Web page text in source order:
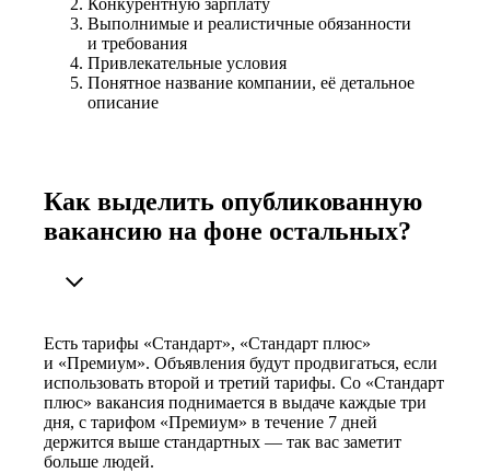
Конкурентную зарплату
Выполнимые и реалистичные обязанности
и требования
Привлекательные условия
Понятное название компании, её детальное
описание
Как выделить опубликованную
вакансию на фоне остальных?
Есть тарифы «Стандарт», «Стандарт плюс»
и «Премиум». Объявления будут продвигаться, если
использовать второй и третий тарифы. Со «Стандарт
плюс» вакансия поднимается в выдаче каждые три
дня, с тарифом «Премиум» в течение 7 дней
держится выше стандартных — так вас заметит
больше людей.